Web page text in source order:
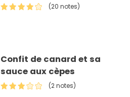
(20 notes)
Confit de canard et sa
sauce aux cèpes
(2 notes)